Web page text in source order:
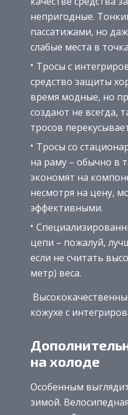
непригодные.
пассатижами, но
слабые места в
Тросы с
средство защиты
время модные, но
создают не всегда,
тросов
Тросы со
на раму – обычно в
экономят на
несмотря на цену,
эффективными.
цепи – пожалуй,
если не считать
метр) веса.
кожухе с
на холоде
Особенным
зимой.